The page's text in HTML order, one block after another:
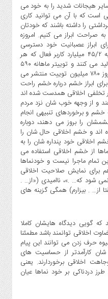
هیجانات شدید را به خود می
است که با آن می توانید کاری
را داشته باشند که خودتان
صراحت ابراز می کنیم. امروزه
ابراز عصبانیت خود دسترسی
دارند. فیس بوک تا این زمان نزدیک به ۴۵/۲ میلیارد کاربر فعال که هر
دقیقه چیزی حدود ۹۸۶ هزار محتوا تولید می کنند و توییتر ماهانه ۵۹۰
میلیون کاربر فعال دارد و این افراد هر روز ۷۸۰ میلیون توییت منتشر می
ابراز خشم درباره خشم راحت
تخلفی اخلاقی همدست شده اند
و از وجهه خوب شان نزد مردم
خشم و برخوردهای تنبیهی انجام
را بروز می دهند، دوباره
اند و خشم اخلاقی حال شان را
اخلاقی خود پنداره شان را به
از خشم اخلاقی استفاده می
تمام ماجرا نیست و خودنماها
برای نمایش صلاحیت اخلاقی
شود که… .»، ناامیدی («از… .
از… . بیزارم) همگی گزینه های
گویی دیدگاه هایشان کاملا
اخلاقی توانمند باشد مطمئنا
حرف زدن می توانند این پیام
کارآمدتر از حساسیت های
اخلاقی برخوردارند. یعنی
دردناکی بر خود نماها عیان